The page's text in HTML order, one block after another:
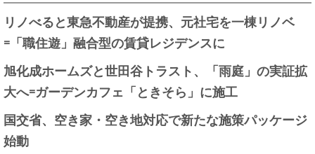
リノべると東急不動産が提携、元社宅を一棟リノベ
=「職住遊」融合型の賃貸レジデンスに
旭化成ホームズと世田谷トラスト、「雨庭」の実証拡
大へ=ガーデンカフェ「ときそら」に施工
国交省、空き家・空き地対応で新たな施策パッケージ
始動